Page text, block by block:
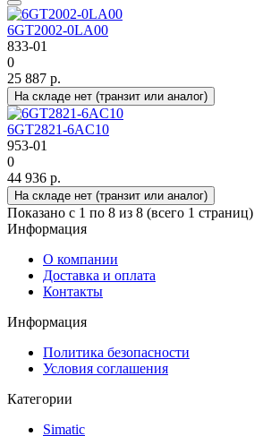
6GT2002-0LA00
833-01
0
25 887 р.
На складе нет (транзит или аналог)
6GT2821-6AC10
953-01
0
44 936 р.
На складе нет (транзит или аналог)
Показано с 1 по 8 из 8 (всего 1 страниц)
Информация
О компании
Доставка и оплата
Контакты
Информация
Политика безопасности
Условия соглашения
Категории
Simatic